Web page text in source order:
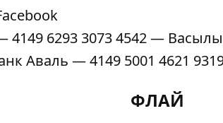
4149 6293 3073 4542 —
Аваль — 4149 5001 4621
ФЛАЙ